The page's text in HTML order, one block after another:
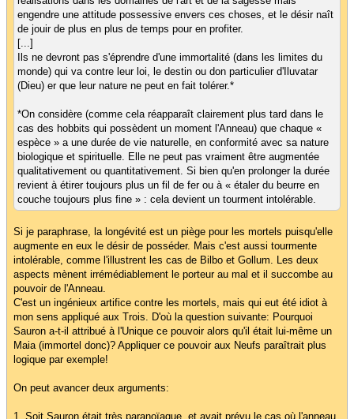
engendre une attitude possessive envers ces choses, et le désir naît
de jouir de plus en plus de temps pour en profiter.
[...]
Ils ne devront pas s'éprendre d'une immortalité (dans les limites du
monde) qui va contre leur loi, le destin ou don particulier d'Iluvatar
(Dieu) er que leur nature ne peut en fait tolérer.*
*On considère (comme cela réapparaît clairement plus tard dans le
cas des hobbits qui possèdent un moment l'Anneau) que chaque «
espèce » a une durée de vie naturelle, en conformité avec sa nature
biologique et spirituelle. Elle ne peut pas vraiment être augmentée
qualitativement ou quantitativement. Si bien qu'en prolonger la durée
revient à étirer toujours plus un fil de fer ou à « étaler du beurre en
couche toujours plus fine » : cela devient un tourment intolérable.
Si je paraphrase, la longévité est un piège pour les mortels puisqu'elle
augmente en eux le désir de posséder. Mais c'est aussi tourmente
intolérable, comme l'illustrent les cas de Bilbo et Gollum. Les deux
aspects mènent irrémédiablement le porteur au mal et il succombe au
pouvoir de l'Anneau.
C'est un ingénieux artifice contre les mortels, mais qui eut été idiot à
mon sens appliqué aux Trois. D'où la question suivante: Pourquoi
Sauron a-t-il attribué à l'Unique ce pouvoir alors qu'il était lui-même un
Maia (immortel donc)? Appliquer ce pouvoir aux Neufs paraîtrait plus
logique par exemple!
On peut avancer deux arguments:
1. Soit Sauron était très paranoïaque, et avait prévu le cas où l'anneau